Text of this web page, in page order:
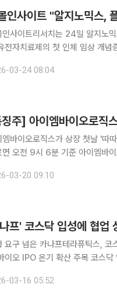
인사이트리서치는 24일 알지노
전자치료제의 첫 인체 임상 개
암 유전자치료제 ‘RZ-001’이
03-24 08:04
주] 아이엠바이오로직
바이오로직스가 상장 첫날 '따따블(공
면 오전 9시 6분 기준 아이엠바
바이오텍이다. 아이엠바이오로
03-20 09:10
프' 코스닥 입성에 협
요구 넘은 카나프테라퓨틱스,
온기 확산 주목 코스닥 입성을 앞둔 카나프테라퓨틱스가 바이오 공모주 시장의 분위
받으면서 상장 효과가 관련 상장
03-16 05:52